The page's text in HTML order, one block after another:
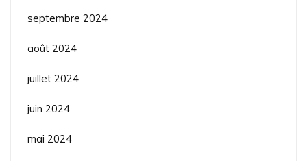
septembre 2024
août 2024
juillet 2024
juin 2024
mai 2024